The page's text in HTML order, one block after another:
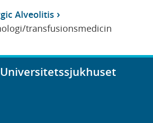
Alveolitis
transfusionsmedicin